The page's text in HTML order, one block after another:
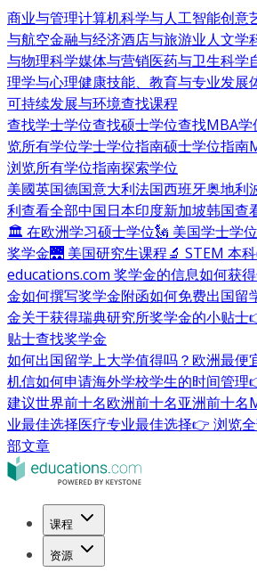
商业与管理计算机科学与人工智能创意
与航空金融与经济酒店与旅游业人文学
与物理科学媒体与营销医药与卫生科学
理学与心理健康技能、教育与专业发展
可持续发展与环境查找课程
查找学士学位查找硕士学位查找MBA学
览所有学位学士学位指南硕士学位指南
浏览所有学位指南探索学位
美國英国德国意大利法国西班牙奥地利
利查看全部中国日本印度新加坡韩国查
🏛 在欧洲学习硕士学位🗽 美国学士学位
奖学金🌉 美国研究生课程🔬 STEM 本科
educations.com 奖学金的信息如何获
金如何撰写奖学金附函如何免费出国留
金关于获得瑞典研究所奖学金的小贴士
贴士查找奖学金
如何出国留学上大学值得吗？ 欧洲最便
机信如何申请海外学校学生的时间管理
建议世界前十名欧洲前十名亚洲前十名
业最佳选择医疗专业最佳选择👉 浏览
部文章
课程
资源